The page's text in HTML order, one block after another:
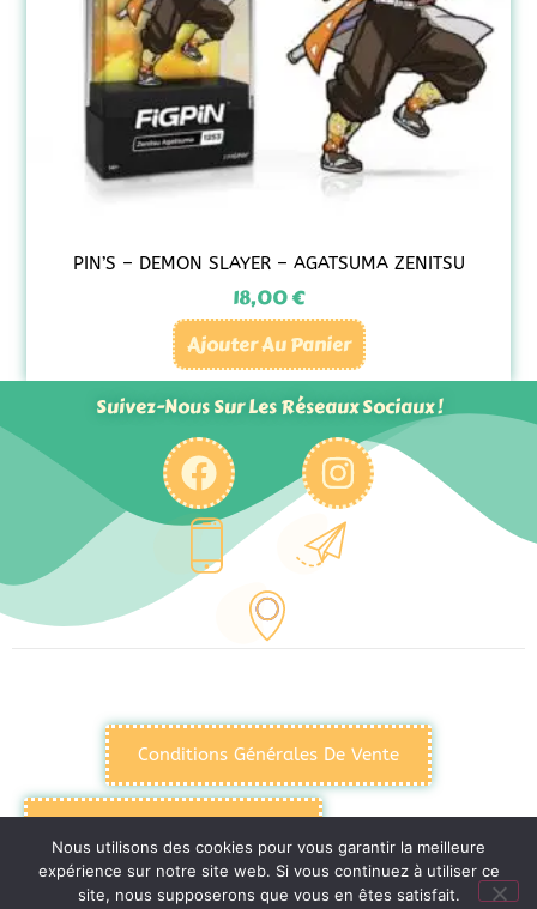
PIN’S – DEMON SLAYER – AGATSUMA ZENITSU
18,00€
Ajouter Au Panier
Suivez-Nous Sur Les Réseaux Sociaux !
Conditions Générales De Vente
Nous utilisons des cookies pour vous garantir la meilleure
expérience sur notre site web. Si vous continuez à utiliser ce
site, nous supposerons que vous en êtes satisfait.